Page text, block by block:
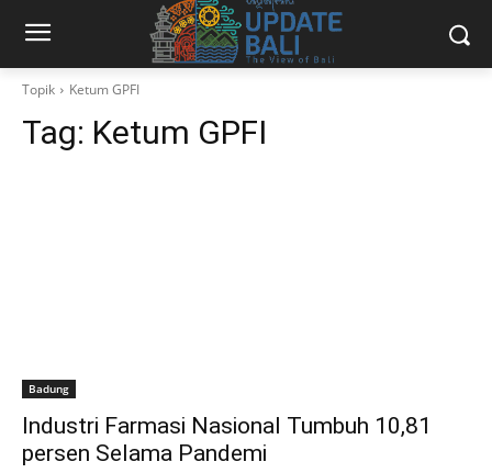
Topik Ketum GPFI
Tag: Ketum GPFI
Badung
Industri Farmasi Nasional Tumbuh 10,81
persen Selama Pandemi